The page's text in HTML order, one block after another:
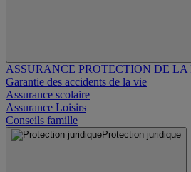
ASSURANCE PROTECTION DE
Garantie des accidents de la vie
Assurance scolaire
Assurance Loisirs
Conseils famille
Protection juridique